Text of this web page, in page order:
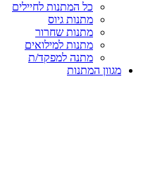
כל המתנות לחיילים
מתנות גיוס
מתנות שחרור
מתנות למילואים
מתנה למפקד/ת
מגוון המתנות